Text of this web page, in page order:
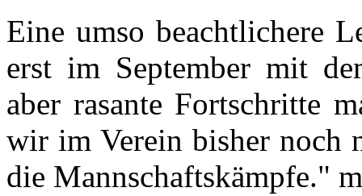
Eine umso beachtlichere
erst im September mit
aber rasante Fortschritte
wir im Verein bisher noch
die Mannschaftskämpfe."